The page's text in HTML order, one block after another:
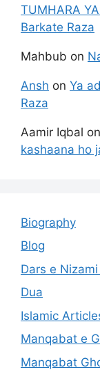
TUMHARA
Barkate Raza
Mahbub on
Ansh on Ya
Raza
Aamir Iqbal on
kashaana ho
Biography
Blog
Dars e
Dua
Islamic
Manqabat e
Manqabat